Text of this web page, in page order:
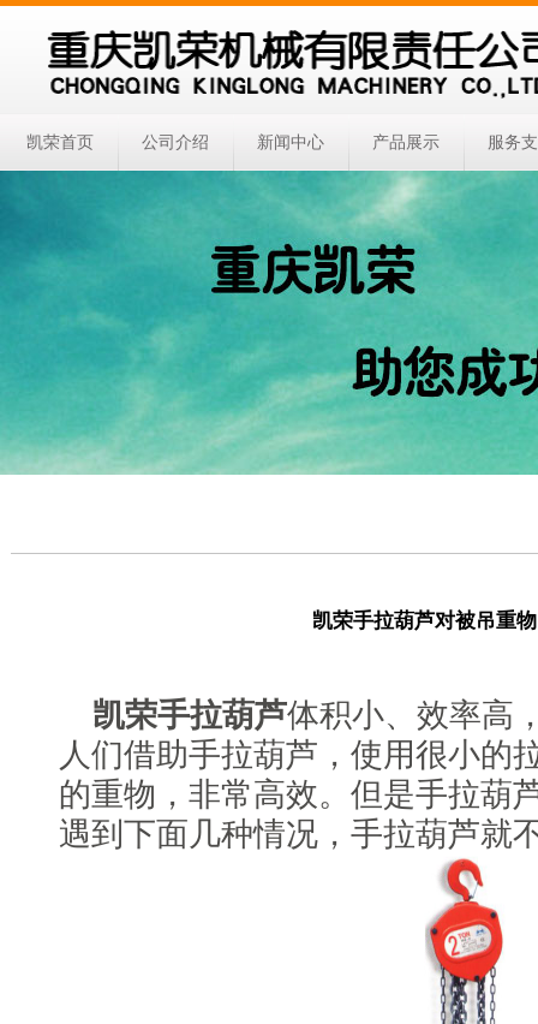
凯荣首页 公司介绍 新闻中心 产品展示 服务
凯荣手拉葫芦对被吊重
凯荣手拉葫芦体积小、效率高
人们借助手拉葫芦，使用很小的
的重物，非常高效。但是手拉葫
遇到下面几种情况，手拉葫芦就